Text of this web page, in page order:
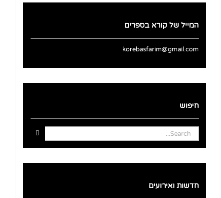
המייל של קורא בספרים
korebasfarim@gmail.com
חיפוש
Search
for:
חדשות ואירועים